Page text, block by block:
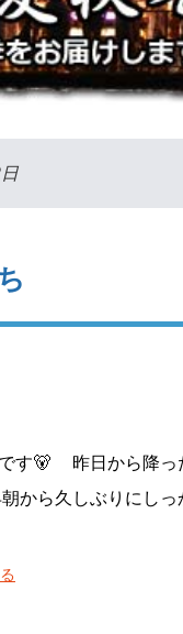
す🐻 昨日から降
ら久しぶりにしっ